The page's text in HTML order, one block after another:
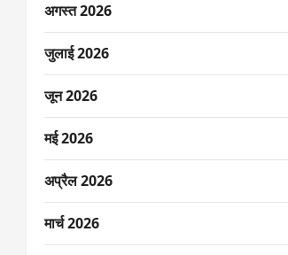
अगस्त 2026
जुलाई 2026
जून 2026
मई 2026
अप्रैल 2026
मार्च 2026